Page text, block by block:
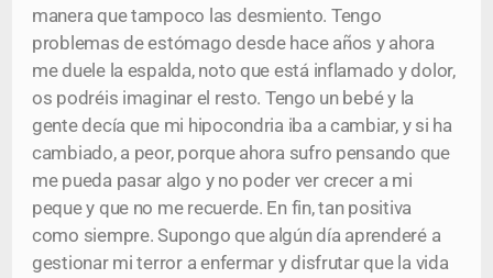
manera que tampoco las desmiento. Tengo
problemas de estómago desde hace años y ahora
me duele la espalda, noto que está inflamado y dolor,
os podréis imaginar el resto. Tengo un bebé y la
gente decía que mi hipocondria iba a cambiar, y si ha
cambiado, a peor, porque ahora sufro pensando que
me pueda pasar algo y no poder ver crecer a mi
peque y que no me recuerde. En fin, tan positiva
como siempre. Supongo que algún día aprenderé a
gestionar mi terror a enfermar y disfrutar que la vida